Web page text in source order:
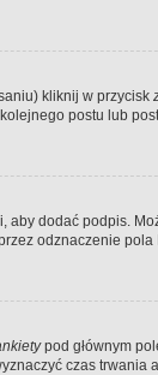
kliknij w przycisk
postu lub
aby dodać podpis.
odznaczenie pola
pod głównym
czas trwania